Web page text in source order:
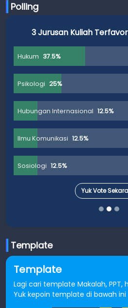
Polling
3 Jurusan Kuliah
Hukum 37.5%
Psikologi 25%
Hubungan Internasional 12.5%
Ilmu Komunikasi 12.5%
Sosiologi 12.5%
Yuk Vote
Template
Template
Lagi cari template Makalah, PPT,
Yuk kepoin template di bawah ini